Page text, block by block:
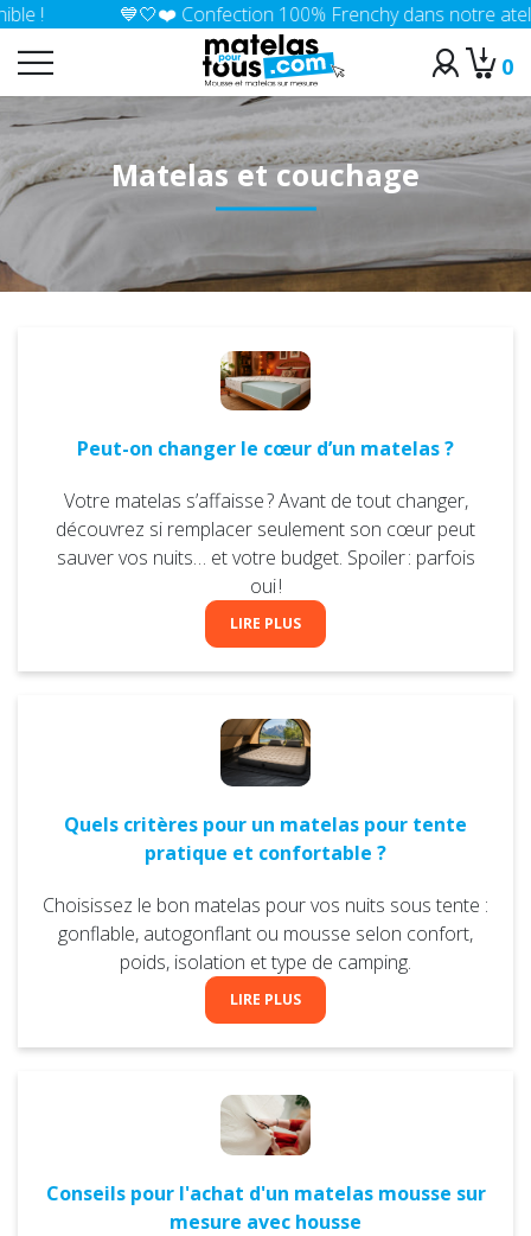
💙🤍❤️ Confection 100% Frenchy dans notre atelier en Isère :)
0
Matelas et couchage
Peut-on changer le cœur d’un matelas ?
Votre matelas s’affaisse ? Avant de tout changer,
découvrez si remplacer seulement son cœur peut
sauver vos nuits… et votre budget. Spoiler : parfois
oui !
LIRE PLUS
Quels critères pour un matelas pour tente
pratique et confortable ?
Choisissez le bon matelas pour vos nuits sous tente :
gonflable, autogonflant ou mousse selon confort,
poids, isolation et type de camping.
LIRE PLUS
Conseils pour l'achat d'un matelas mousse sur
mesure avec housse